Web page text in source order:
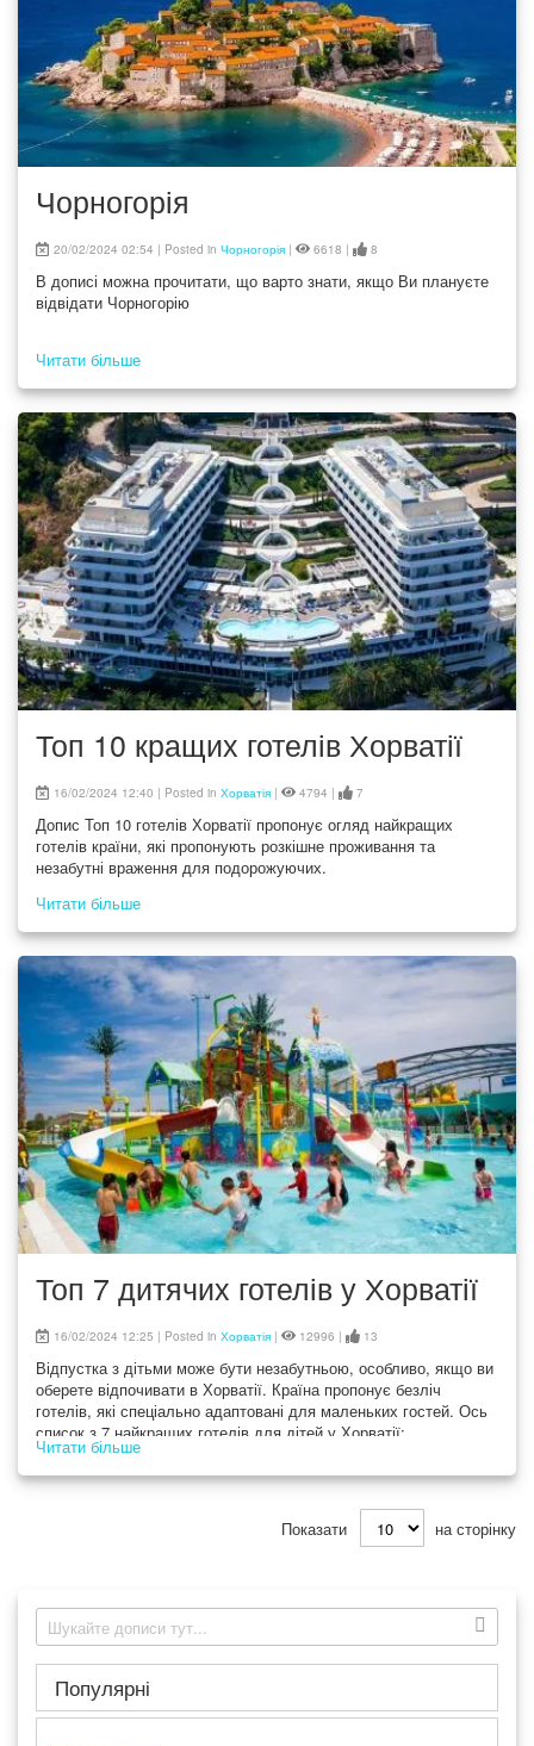
Чорногорія
20/02/2024 02:54 | Posted in Чорногорія | 6618 | 8
В дописі можна прочитати, що варто знати, якщо Ви плануєте
відвідати Чорногорію
Читати більше
Топ 10 кращих готелів Хорватії
16/02/2024 12:40 | Posted in Хорватія | 4794 | 7
Допис Топ 10 готелів Хорватії пропонує огляд найкращих
готелів країни, які пропонують розкішне проживання та
незабутні враження для подорожуючих.
Читати більше
Топ 7 дитячих готелів у Хорватії
16/02/2024 12:25 | Posted in Хорватія | 12996 | 13
Відпустка з дітьми може бути незабутньою, особливо, якщо ви
оберете відпочивати в Хорватії. Країна пропонує безліч
готелів, які спеціально адаптовані для маленьких гостей. Ось
список з 7 найкращих готелів для дітей у Хорватії:
Читати більше
Показати на сторінку
Популярні